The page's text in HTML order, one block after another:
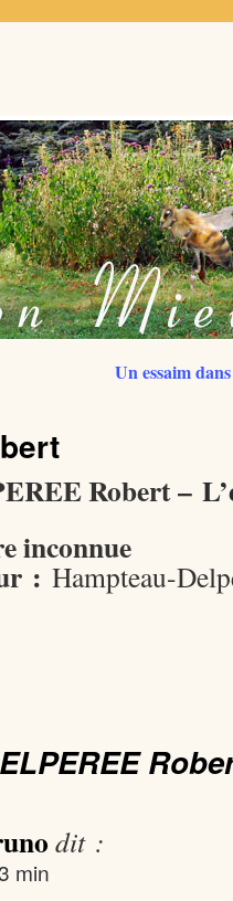
Un essaim
Robert –
inconnue
: Hampteau-
dit :
min